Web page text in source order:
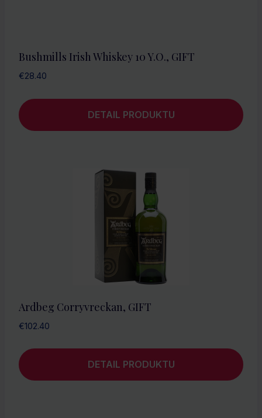
Bushmills Irish Whiskey 10 Y.O., GIFT
€28.40
DETAIL PRODUKTU
Ardbeg Corryvreckan, GIFT
€102.40
DETAIL PRODUKTU